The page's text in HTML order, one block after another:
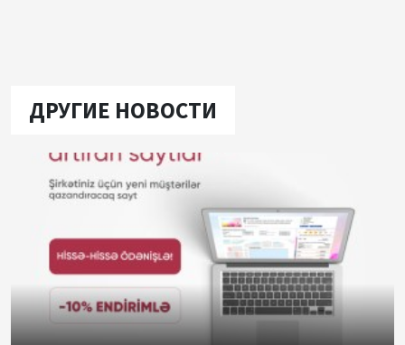
ДРУГИЕ НОВОСТИ